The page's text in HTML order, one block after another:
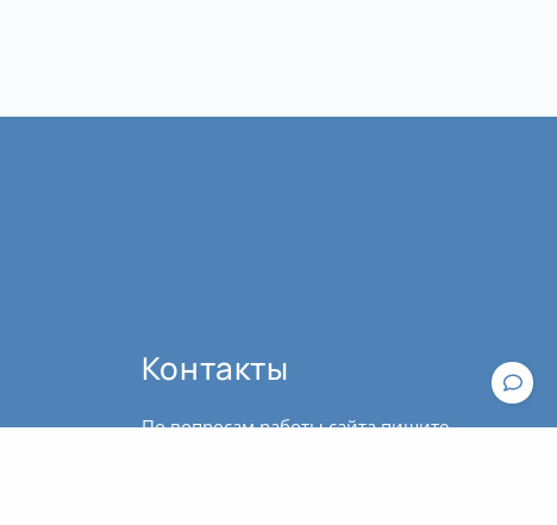
Контакты
По вопросам работы сайта пишите,